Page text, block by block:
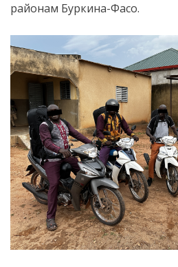
районам Буркина-Фасо.